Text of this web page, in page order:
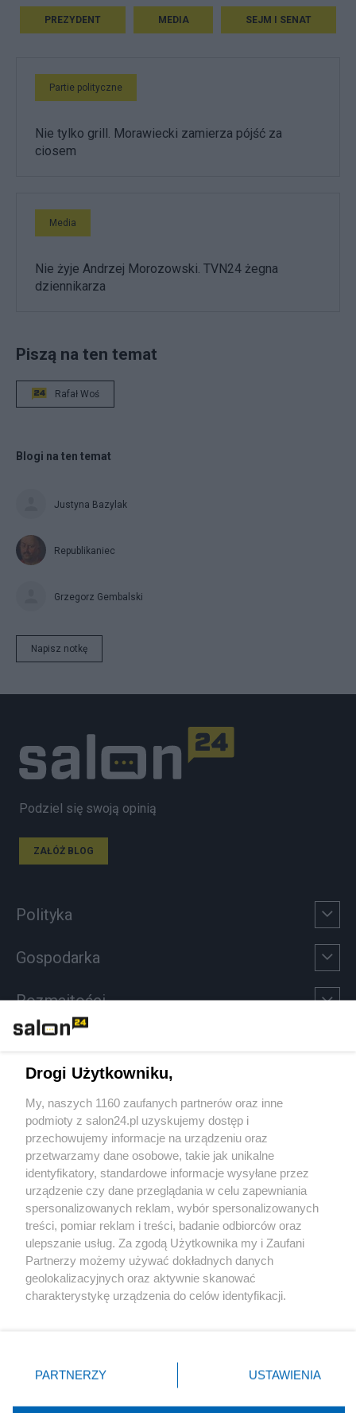
PREZYDENT MEDIA SEJM I SENAT
Partie polityczne
Nie tylko grill. Morawiecki zamierza pójść za
ciosem
Media
Nie żyje Andrzej Morozowski. TVN24 żegna
dziennikarza
Piszą na ten temat
Rafał Woś
Blogi na ten temat
Justyna Bazylak
Republikaniec
Grzegorz Gembalski
Napisz notkę
Podziel się swoją opinią
ZAŁÓŻ BLOG
Polityka
Gospodarka
Rozmaitości
Sport
Społeczeństwo
Kultura
X Facebook Instagram Youtube
Drogi Użytkowniku,
My, naszych 1160 zaufanych partnerów oraz inne
podmioty z salon24.pl uzyskujemy dostęp i
przechowujemy informacje na urządzeniu oraz
przetwarzamy dane osobowe, takie jak unikalne
identyfikatory, standardowe informacje wysyłane przez
urządzenie czy dane przeglądania w celu zapewniania
spersonalizowanych reklam, wybór spersonalizowanych
treści, pomiar reklam i treści, badanie odbiorców oraz
ulepszanie usług. Za zgodą Użytkownika my i Zaufani
Partnerzy możemy używać dokładnych danych
geolokalizacyjnych oraz aktywnie skanować
charakterystykę urządzenia do celów identyfikacji.
zmienić/wycofać klikając przycisk ustawień prywatności
znajdujący się w lewym dolnym rogu strony
rodzaje przetwarzania danych nie wymagają zgody
PARTNERZY USTAWIENIA